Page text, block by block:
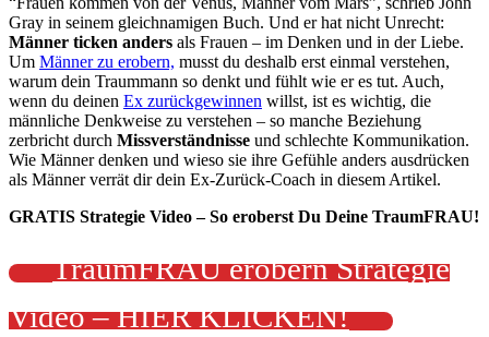
Gray in seinem gleichnamigen Buch. Und er hat nicht Unrecht:
Männer ticken anders als Frauen – im Denken und in der Liebe.
Um Männer zu erobern, musst du deshalb erst einmal verstehen,
warum dein Traummann so denkt und fühlt wie er es tut. Auch,
wenn du deinen Ex zurückgewinnen willst, ist es wichtig, die
männliche Denkweise zu verstehen – so manche Beziehung
zerbricht durch Missverständnisse und schlechte Kommunikation.
Wie Männer denken und wieso sie ihre Gefühle anders ausdrücken
als Männer verrät dir dein Ex-Zurück-Coach in diesem Artikel.
GRATIS Strategie Video – So eroberst Du Deine TraumFRAU!
TraumFRAU erobern Strategie
Video – HIER KLICKEN!